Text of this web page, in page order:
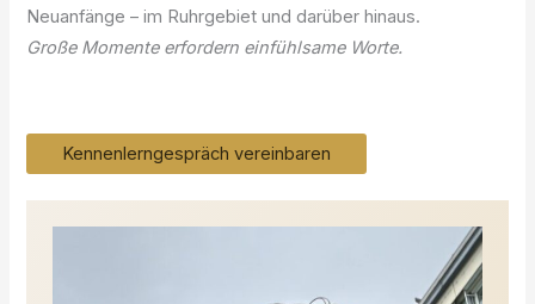
Neuanfänge – im Ruhrgebiet und darüber hinaus.
Große Momente erfordern einfühlsame Worte.
Kennenlerngespräch vereinbaren